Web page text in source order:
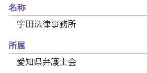
名称
宇田法律事務所
所属
愛知県弁護士会